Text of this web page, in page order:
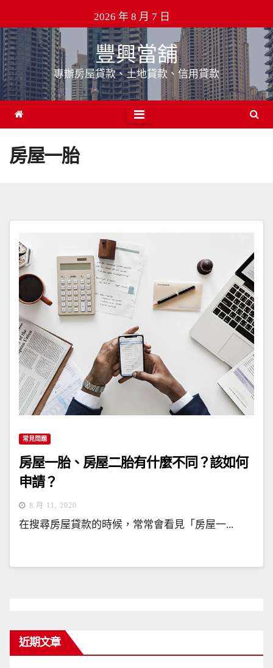
to
content
2026 年 8 月 7 日
豐興當舖
專辦房屋貸款、土地貸款、信用貸款
房屋一胎
常見問題
房屋一胎、房屋二胎有什麼不同？該如何
申請？
8 月 11, 2020
在搜尋房屋貸款的時候，常常會看見「房屋一...
近期文章